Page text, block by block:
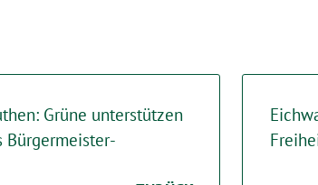
Grüne unterstützen
Bürgermeister-